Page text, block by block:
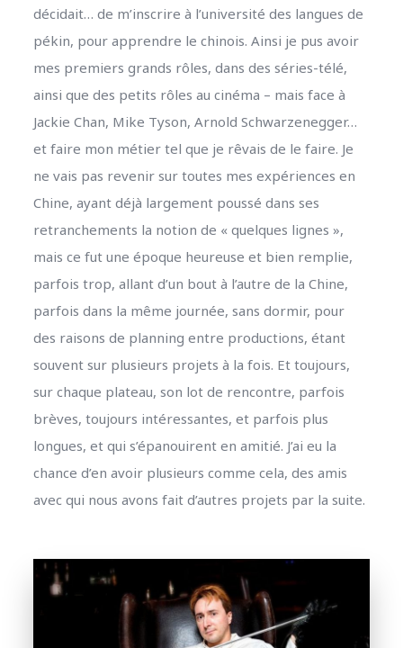
décidait… de m’inscrire à l’université des langues de
pékin, pour apprendre le chinois. Ainsi je pus avoir
mes premiers grands rôles, dans des séries-télé,
ainsi que des petits rôles au cinéma – mais face à
Jackie Chan, Mike Tyson, Arnold Schwarzenegger…
et faire mon métier tel que je rêvais de le faire. Je
ne vais pas revenir sur toutes mes expériences en
Chine, ayant déjà largement poussé dans ses
retranchements la notion de « quelques lignes »,
mais ce fut une époque heureuse et bien remplie,
parfois trop, allant d’un bout à l’autre de la Chine,
parfois dans la même journée, sans dormir, pour
des raisons de planning entre productions, étant
souvent sur plusieurs projets à la fois. Et toujours,
sur chaque plateau, son lot de rencontre, parfois
brèves, toujours intéressantes, et parfois plus
longues, et qui s’épanouirent en amitié. J’ai eu la
chance d’en avoir plusieurs comme cela, des amis
avec qui nous avons fait d’autres projets par la suite.